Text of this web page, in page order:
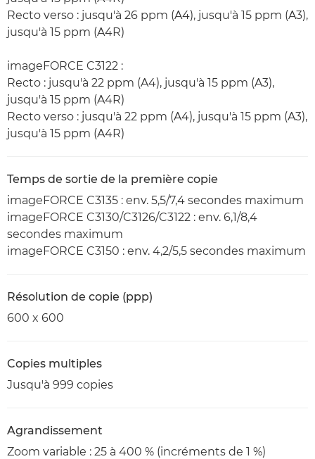
Recto verso : jusqu'à 26 ppm (A4), jusqu'à 15 ppm (A3),
jusqu'à 15 ppm (A4R)
imageFORCE C3122 :
Recto : jusqu'à 22 ppm (A4), jusqu'à 15 ppm (A3),
jusqu'à 15 ppm (A4R)
Recto verso : jusqu'à 22 ppm (A4), jusqu'à 15 ppm (A3),
jusqu'à 15 ppm (A4R)
Temps de sortie de la première copie
imageFORCE C3135 : env. 5,5/7,4 secondes maximum
imageFORCE C3130/C3126/C3122 : env. 6,1/8,4
secondes maximum
imageFORCE C3150 : env. 4,2/5,5 secondes maximum
Résolution de copie (ppp)
600 x 600
Copies multiples
Jusqu'à 999 copies
Agrandissement
Zoom variable : 25 à 400 % (incréments de 1 %)